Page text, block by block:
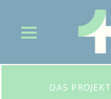
DAS PROJEKT